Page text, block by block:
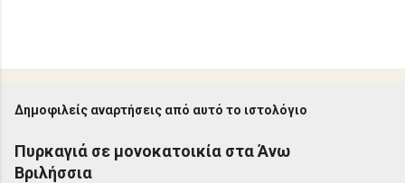
Δημοφιλείς αναρτήσεις από αυτό το ιστολόγιο
Πυρκαγιά σε μονοκατοικία στα Άνω
Βριλήσσια